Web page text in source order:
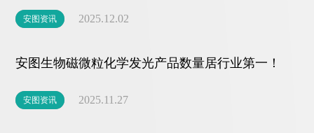
安图资讯 2025.12.02
安图生物磁微粒化学发光产品数量居行业第一！
安图资讯 2025.11.27